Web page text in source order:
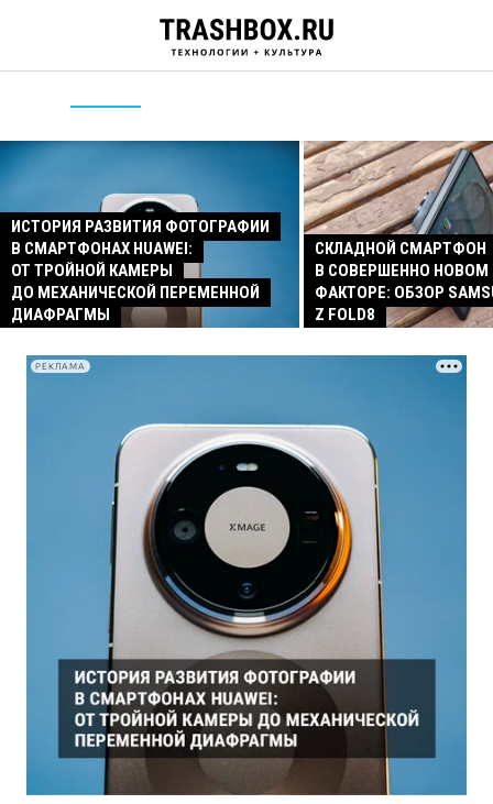
ИСТОРИЯ РАЗВИТИЯ ФОТОГРАФИИ
В СМАРТФОНАХ HUAWEI:
ОТ ТРОЙНОЙ КАМЕРЫ
ДО МЕХАНИЧЕСКОЙ ПЕРЕМЕННОЙ
ДИАФРАГМЫ
СКЛАДНОЙ СМАРТФОН
В СОВЕРШЕННО
ФАКТОРЕ: ОБЗОР
Z FOLD8
РЕКЛАМА